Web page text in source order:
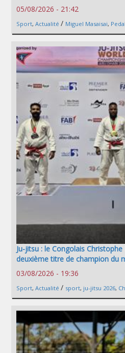
05/08/2026 - 21:42
Sport, Actualité / Miguel Masaisai,
Ju-jitsu : le Congolais
deuxième titre de champion du
03/08/2026 - 19:36
Sport, Actualité / sport, ju-jitsu 2026,